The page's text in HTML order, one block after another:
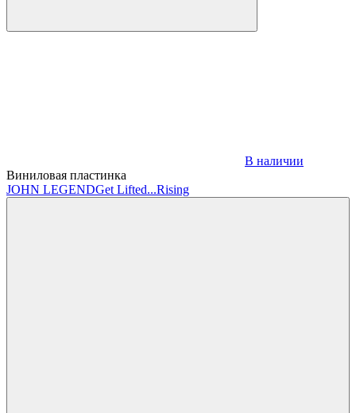
В наличии
Виниловая пластинка
JOHN LEGENDGet Lifted...Rising